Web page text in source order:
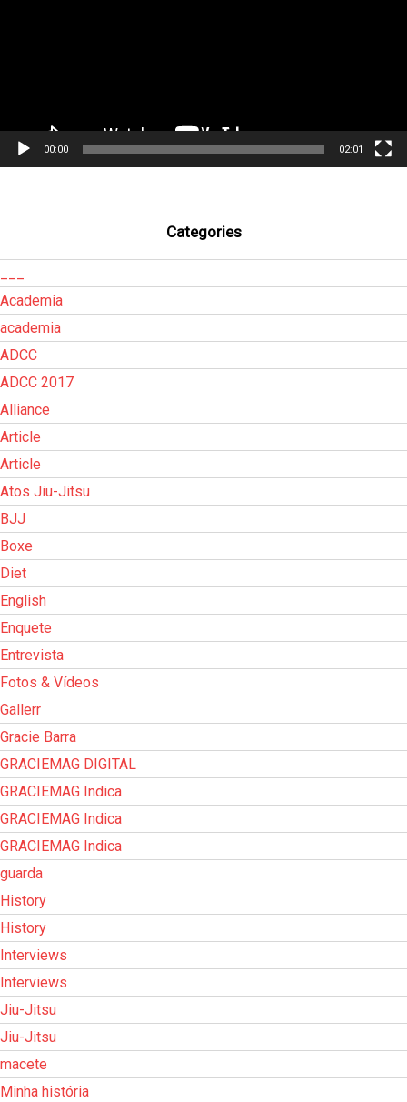
00:00 02:01
Categories
Academia
academia
ADCC
ADCC 2017
Alliance
Article
Article
Atos Jiu-Jitsu
BJJ
Boxe
Diet
English
Enquete
Entrevista
Fotos & Vídeos
Gallerr
Gracie Barra
GRACIEMAG DIGITAL
GRACIEMAG Indica
GRACIEMAG Indica
GRACIEMAG Indica
guarda
History
History
Interviews
Interviews
Jiu-Jitsu
Jiu-Jitsu
macete
Minha história